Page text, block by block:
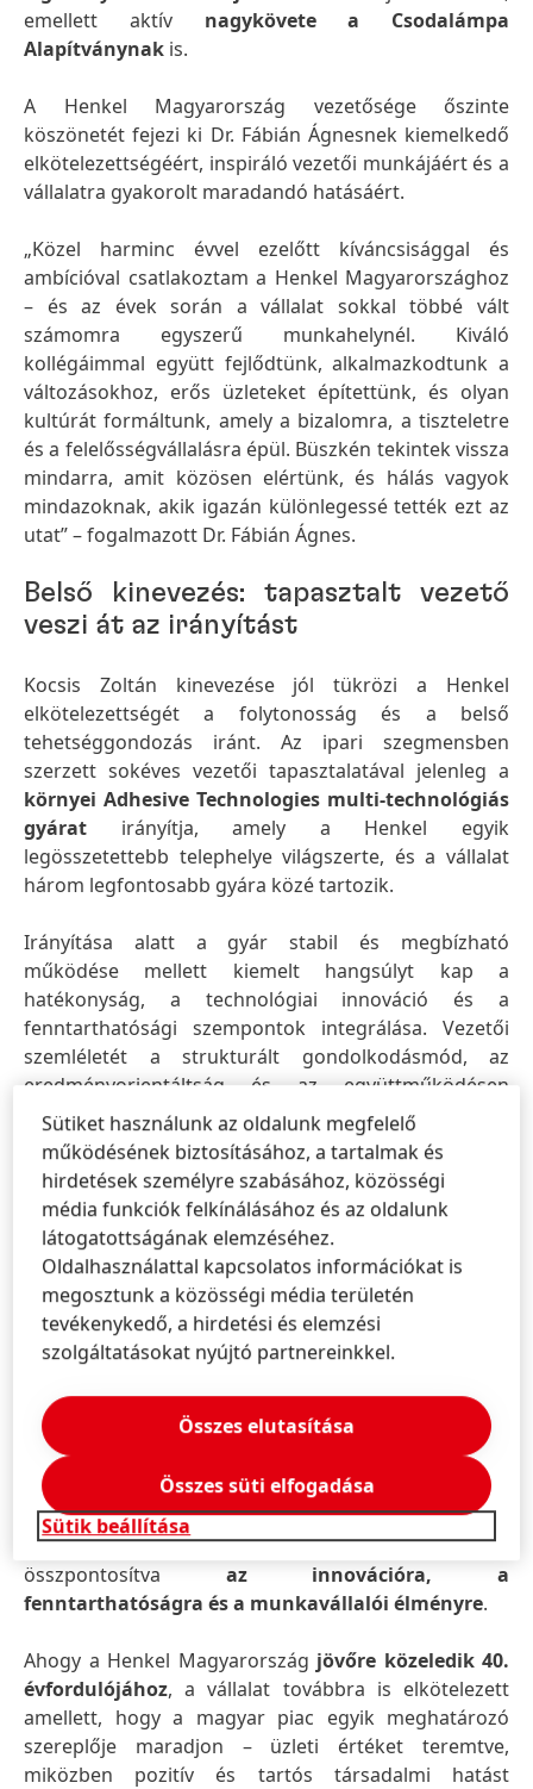
emellett aktív nagykövete a Csodalámpa
Alapítványnak is.
A Henkel Magyarország vezetősége őszinte
köszönetét fejezi ki Dr. Fábián Ágnesnek kiemelkedő
elkötelezettségéért, inspiráló vezetői munkájáért és a
vállalatra gyakorolt maradandó hatásáért.
„Közel harminc évvel ezelőtt kíváncsisággal és
ambícióval csatlakoztam a Henkel Magyarországhoz
– és az évek során a vállalat sokkal többé vált
számomra egyszerű munkahelynél. Kiváló
kollégáimmal együtt fejlődtünk, alkalmazkodtunk a
változásokhoz, erős üzleteket építettünk, és olyan
kultúrát formáltunk, amely a bizalomra, a tiszteletre
és a felelősségvállalásra épül. Büszkén tekintek vissza
mindarra, amit közösen elértünk, és hálás vagyok
mindazoknak, akik igazán különlegessé tették ezt az
utat” – fogalmazott Dr. Fábián Ágnes.
Belső kinevezés: tapasztalt vezető
veszi át az irányítást
Kocsis Zoltán kinevezése jól tükrözi a Henkel
elkötelezettségét a folytonosság és a belső
tehetséggondozás iránt. Az ipari szegmensben
szerzett sokéves vezetői tapasztalatával jelenleg a
környei Adhesive Technologies multi-technológiás
gyárat irányítja, amely a Henkel egyik
legösszetettebb telephelye világszerte, és a vállalat
három legfontosabb gyára közé tartozik.
Irányítása alatt a gyár stabil és megbízható
működése mellett kiemelt hangsúlyt kap a
hatékonyság, a technológiai innováció és a
fenntarthatósági szempontok integrálása. Vezetői
szemléletét a strukturált gondolkodásmód, az
eredményorientáltság és az együttműködésen
alapuló csapatvezetés jellemzi.
A Henkel Magyarország ügyvezető igazgatójaként
Kocsis Zoltán a vállalat hazai jelenlétének további
erősítésére fog összpontosítani, és a Henkel globális
stratégiájával szoros összhangban fogja irányítani a
szervezetet a gyorsan változó gazdasági és piaci
körülmények között.
Folyamatos fejlődés és ígéretes jövő
A vezetőváltás a Henkel Magyarország számára nem
csupán személyi változást jelent, hanem egy új fejezet
kezdetét is. A vállalat szilárd alapjaira építve tovább
fogja erősíteni versenyképességét mind azFMCG,
mind az ipari szegmensben, egyértelműen
összpontosítva az innovációra, a
fenntarthatóságra és a munkavállalói élményre.
Ahogy a Henkel Magyarország jövőre közeledik 40.
évfordulójához, a vállalat továbbra is elkötelezett
amellett, hogy a magyar piac egyik meghatározó
szereplője maradjon – üzleti értéket teremtve,
miközben pozitív és tartós társadalmi hatást
Sütiket használunk az oldalunk megfelelő
működésének biztosításához, a tartalmak és
hirdetések személyre szabásához, közösségi
média funkciók felkínálásához és az oldalunk
látogatottságának elemzéséhez.
Oldalhasználattal kapcsolatos információkat is
megosztunk a közösségi média területén
tevékenykedő, a hirdetési és elemzési
szolgáltatásokat nyújtó partnereinkkel.
Sütik beállítása
Összes elutasítása
Összes süti elfogadása